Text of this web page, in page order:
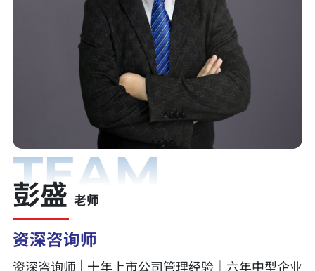
TEAM
彭盛 老师
资深咨询师
资深咨询师 | 十年上市公司管理经验│六年中型企业